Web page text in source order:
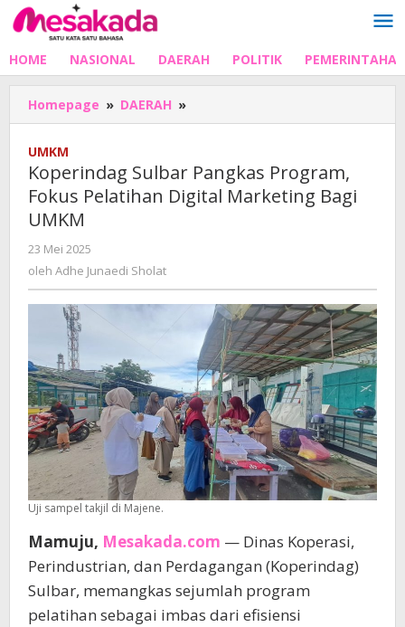
Lewati
ke
HOME NASIONAL DAERAH POLITIK
Homepage » DAERAH »
Sulbar
Fokus
Pelatihan
UMKM
Koperindag Sulbar Pangkas Program,
Fokus Pelatihan Digital Marketing Bagi
UMKM
23 Mei 2025
Adhe
oleh Adhe Junaedi Sholat
Uji sampel takjil di Majene.
Mamuju, Mesakada.com — Dinas Koperasi,
Perindustrian, dan Perdagangan (Koperindag)
Sulbar, memangkas sejumlah program
pelatihan sebagai imbas dari efisiensi